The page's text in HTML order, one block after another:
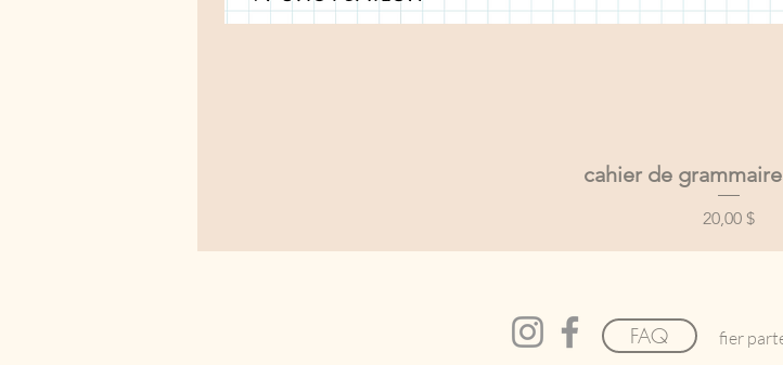
Aperçu rapide
cahier de
Prix
20,00 $
FAQ fier